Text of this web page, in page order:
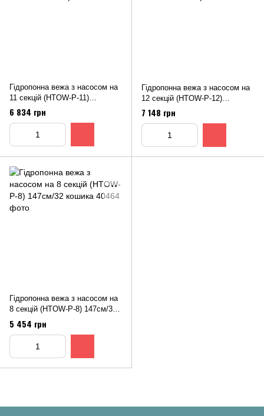
Гiдропонна вежа з насосом на
11 секцій (HTOW-P-11)
190см/44 кошика
6 834 грн
Гiдропонна вежа з насосом на
12 секцій (HTOW-P-12)
205см/48 кошика
7 148 грн
Гiдропонна вежа з насосом на
8 секцiй (HTOW-P-8) 147см/32
кошика
5 454 грн